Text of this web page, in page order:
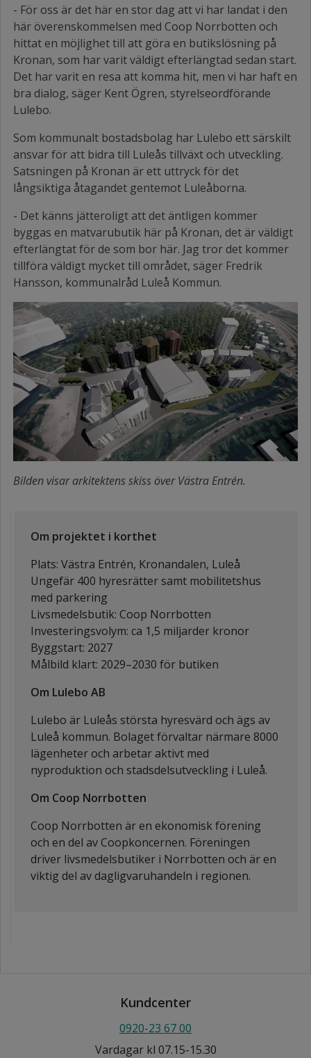
- För oss är det här en stor dag att vi har landat i den
här överenskommelsen med Coop Norrbotten och
hittat en möjlighet till att göra en butikslösning på
Kronan, som har varit väldigt efterlängtad sedan start.
Det har varit en resa att komma hit, men vi har haft en
bra dialog, säger Kent Ögren, styrelseordförande
Lulebo.
Som kommunalt bostadsbolag har Lulebo ett särskilt
ansvar för att bidra till Luleås tillväxt och utveckling.
Satsningen på Kronan är ett uttryck för det
långsiktiga åtagandet gentemot Luleåborna.
- Det känns jätteroligt att det äntligen kommer
byggas en matvarubutik här på Kronan, det är väldigt
efterlängtat för de som bor här. Jag tror det kommer
tillföra väldigt mycket till området, säger Fredrik
Hansson, kommunalråd Luleå Kommun.
Bilden visar arkitektens skiss över Västra Entrén.
Om projektet i korthet
Plats: Västra Entrén, Kronandalen, Luleå
Ungefär 400 hyresrätter samt mobilitetshus
med parkering
Livsmedelsbutik: Coop Norrbotten
Investeringsvolym: ca 1,5 miljarder kronor
Byggstart: 2027
Målbild klart: 2029–2030 för butiken
Om Lulebo AB
Lulebo är Luleås största hyresvärd och ägs av
Luleå kommun. Bolaget förvaltar närmare 8000
lägenheter och arbetar aktivt med
nyproduktion och stadsdelsutveckling i Luleå.
Om Coop Norrbotten
Coop Norrbotten är en ekonomisk förening
och en del av Coopkoncernen. Föreningen
driver livsmedelsbutiker i Norrbotten och är en
viktig del av dagligvaruhandeln i regionen.
Kundcenter
0920-23 67 00
Vardagar kl 07.15-15.30